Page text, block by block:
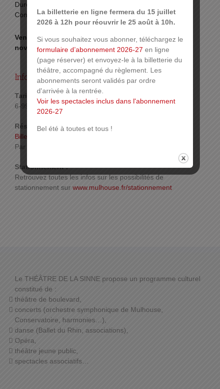
Durée 2h50 entracte compris
Conseillé à partir de 10 ans
Vendredi 20 novembre 2026 à 20h et Dimanche 22
novembre 2026 à 15h
Infos pratiques :
Tarif :
6-99€
Réservations :
Billetterie en ligne
Par téléphone ou sur place.
Stationnement :
Retrouvez toutes les infos sur les possibilités de
stationnement sur www.mulhouse.fr/stationnement
Le THÉÂTRE DE LA SINNE propose un programme culturel
constitué de :
théâtre de boulevard,
concerts (orchestre symphonique de Mulhouse,
Conservatoire, harmonies…),
danse (Ballet du Rhin, associations),
Opéra,
théâtre jeune public,
spectacles associatifs…
La billetterie en ligne fermera du 15 juillet
2026 à 12h pour réouvrir le 25 août à 10h.
Si vous souhaitez vous abonner, téléchargez le
formulaire d’abonnement 2026-27 en ligne
(page réserver) et envoyez-le à la billetterie du
théâtre, accompagné du règlement. Les
abonnements seront validés par ordre
d'arrivée à la rentrée.
Voir les spectacles inclus dans l'abonnement
2026-27
Bel été à toutes et tous !